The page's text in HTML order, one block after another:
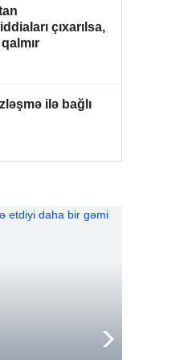
12:44
zəng
11:39
çıxarılsa,
ilə bağlı